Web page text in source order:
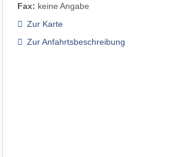
Fax: keine Angabe
Zur Karte
Zur Anfahrtsbeschreibung